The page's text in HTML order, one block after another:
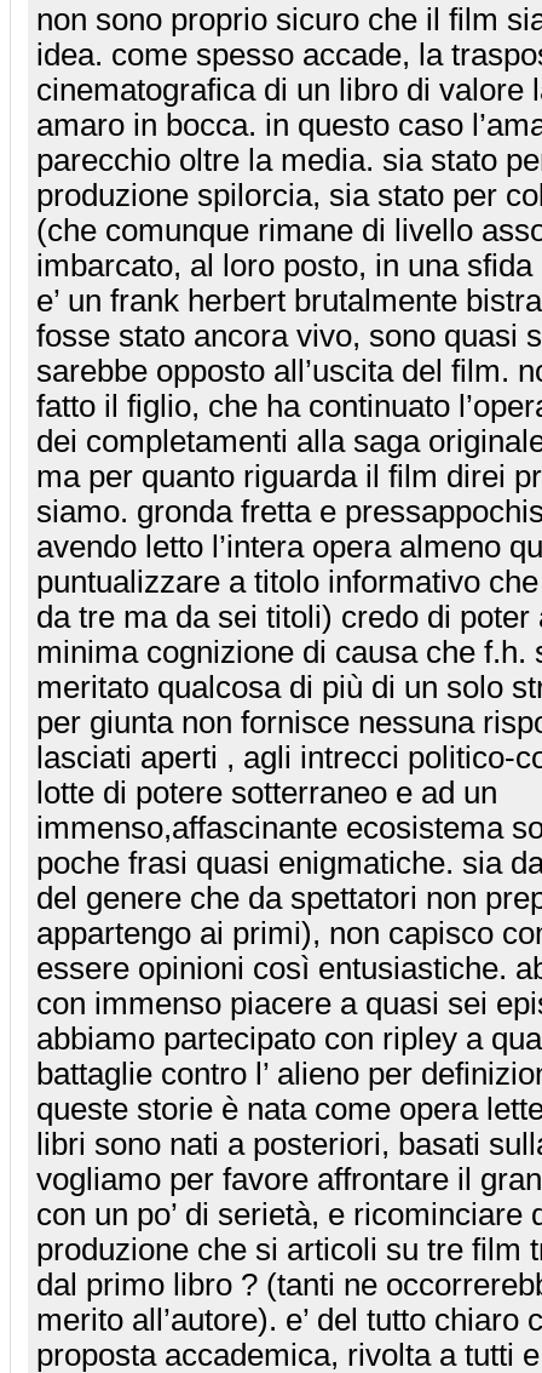
non sono proprio sicuro che il film
idea. come spesso accade, la
cinematografica di un libro di valore
amaro in bocca. in questo caso
parecchio oltre la media. sia stato
produzione spilorcia, sia stato per
(che comunque rimane di livello
imbarcato, al loro posto, in una
e’ un frank herbert brutalmente
fosse stato ancora vivo, sono quasi
sarebbe opposto all’uscita del film.
fatto il figlio, che ha continuato
dei completamenti alla saga
ma per quanto riguarda il film direi
siamo. gronda fretta e
avendo letto l’intera opera almeno
puntualizzare a titolo informativo
da tre ma da sei titoli) credo di poter
minima cognizione di causa che f.h.
meritato qualcosa di più di un solo
per giunta non fornisce nessuna
lasciati aperti , agli intrecci politico-
lotte di potere sotterraneo e ad un
immenso,affascinante ecosistema
poche frasi quasi enigmatiche. sia
del genere che da spettatori non
appartengo ai primi), non capisco
essere opinioni così entusiastiche.
con immenso piacere a quasi sei
abbiamo partecipato con ripley a
battaglie contro l’ alieno per
queste storie è nata come opera
libri sono nati a posteriori, basati
vogliamo per favore affrontare il
con un po’ di serietà, e ricominciare
produzione che si articoli su tre film
dal primo libro ? (tanti ne
merito all’autore). e’ del tutto chiaro
proposta accademica, rivolta a tutti